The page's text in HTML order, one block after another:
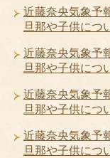
近藤奈央気象予
旦那や子供につ
近藤奈央気象予
旦那や子供につ
近藤奈央気象予
旦那や子供につ
近藤奈央気象予
旦那や子供につ